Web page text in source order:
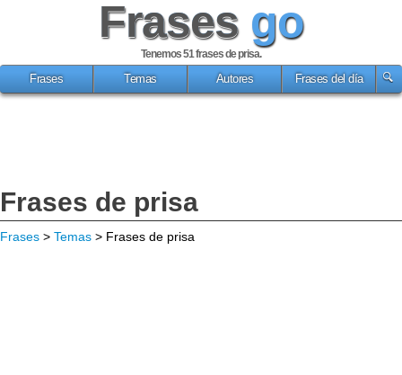
Frases go
Tenemos 51frases de prisa.
Frases
Temas Autores Frases del día
Frases de prisa
Frases > Temas > Frases de prisa